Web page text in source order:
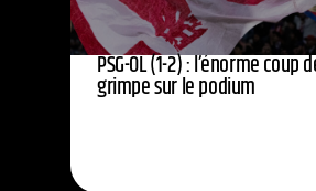
PSG-OL (1-2) : l’énorme coup
grimpe sur le podium